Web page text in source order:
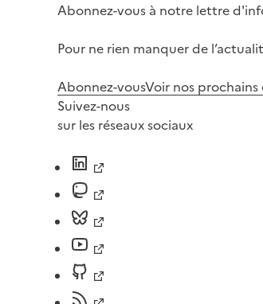
Abonnez-vous à notre lettre
Pour ne rien manquer de
Abonnez-vousVoir nos
Suivez-nous
sur les réseaux sociaux